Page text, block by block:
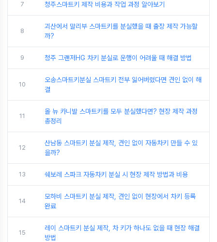
7 청주스마트키 제작 비용과 작업 과정 알아보기
8
괴산에서 말리부 스마트키를 분실했을 때 출장 제작 가능할
까?
9 청주 그랜저HG 차키 분실로 운행이 어려울 때 해결 방법
10
오송스마트키분실 스마트키 전부 잃어버렸다면 견인 없이 해
결
11
올 뉴 카니발 스마트키를 모두 분실했다면? 현장 제작 과정
총정리
12
산남동 스마트키 분실 제작, 견인 없이 자동차키 만들 수 있
을까?
13 쉐보레 스파크 자동차키 분실 시 현장 제작 방법과 비용
14
모하비 스마트키 분실 제작, 견인 없이 현장에서 차키 등록
완료
15
레이 스마트키 분실 제작, 차 키가 하나도 없을 때 현장 해결
방법